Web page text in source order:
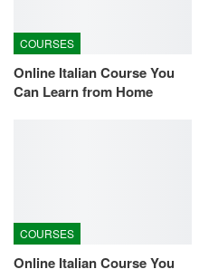
COURSES
Online Italian Course You
Can Learn from Home
COURSES
Online Italian Course You